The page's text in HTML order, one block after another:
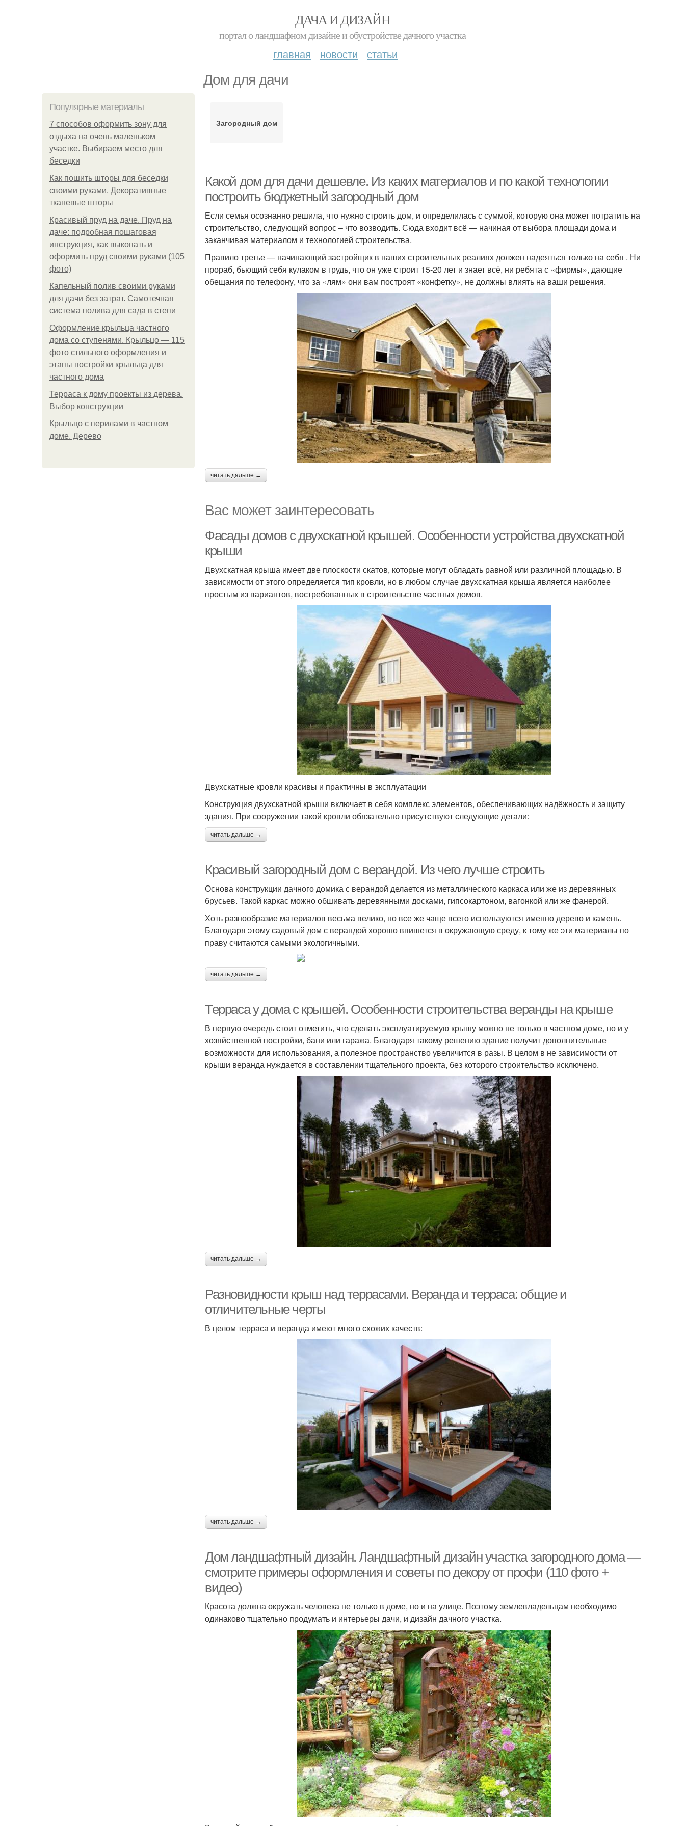
ДАЧА И ДИЗАЙН
портал о ландшафном дизайне и обустройстве дачного участка
главная новости статьи
Дом для дачи
Популярные материалы
7 способов оформить зону для
отдыха на очень маленьком
участке. Выбираем место для
беседки
Как пошить шторы для беседки
своими руками. Декоративные
тканевые шторы
Красивый пруд на даче. Пруд на
даче: подробная пошаговая
инструкция, как выкопать и
оформить пруд своими руками (105
фото)
Капельный полив своими руками
для дачи без затрат. Самотечная
система полива для сада в степи
Оформление крыльца частного
дома со ступенями. Крыльцо — 115
фото стильного оформления и
этапы постройки крыльца для
частного дома
Терраса к дому проекты из дерева.
Выбор конструкции
Крыльцо с перилами в частном
доме. Дерево
Загородный дом
Какой дом для дачи дешевле. Из каких материалов и по какой технологии
построить бюджетный загородный дом
Если семья осознанно решила, что нужно строить дом, и определилась с суммой, которую она может потратить на
строительство, следующий вопрос – что возводить. Сюда входит всё — начиная от выбора площади дома и
заканчивая материалом и технологией строительства.
Правило третье — начинающий застройщик в наших строительных реалиях должен надеяться только на себя . Ни
прораб, бьющий себя кулаком в грудь, что он уже строит 15-20 лет и знает всё, ни ребята с «фирмы», дающие
обещания по телефону, что за «лям» они вам построят «конфетку», не должны влиять на ваши решения.
читать дальше →
Вас может заинтересовать
Фасады домов с двухскатной крышей. Особенности устройства двухскатной
крыши
Двухскатная крыша имеет две плоскости скатов, которые могут обладать равной или различной площадью. В
зависимости от этого определяется тип кровли, но в любом случае двухскатная крыша является наиболее
простым из вариантов, востребованных в строительстве частных домов.
Двухскатные кровли красивы и практичны в эксплуатации
Конструкция двухскатной крыши включает в себя комплекс элементов, обеспечивающих надёжность и защиту
здания. При сооружении такой кровли обязательно присутствуют следующие детали:
читать дальше →
Красивый загородный дом с верандой. Из чего лучше строить
Основа конструкции дачного домика с верандой делается из металлического каркаса или же из деревянных
брусьев. Такой каркас можно обшивать деревянными досками, гипсокартоном, вагонкой или же фанерой.
Хоть разнообразие материалов весьма велико, но все же чаще всего используются именно дерево и камень.
Благодаря этому садовый дом с верандой хорошо впишется в окружающую среду, к тому же эти материалы по
праву считаются самыми экологичными.
читать дальше →
Терраса у дома с крышей. Особенности строительства веранды на крыше
В первую очередь стоит отметить, что сделать эксплуатируемую крышу можно не только в частном доме, но и у
хозяйственной постройки, бани или гаража. Благодаря такому решению здание получит дополнительные
возможности для использования, а полезное пространство увеличится в разы. В целом в не зависимости от
крыши веранда нуждается в составлении тщательного проекта, без которого строительство исключено.
читать дальше →
Разновидности крыш над террасами. Веранда и терраса: общие и
отличительные черты
В целом терраса и веранда имеют много схожих качеств:
читать дальше →
Дом ландшафтный дизайн. Ландшафтный дизайн участка загородного дома —
смотрите примеры оформления и советы по декору от профи (110 фото +
видео)
Красота должна окружать человека не только в доме, но и на улице. Поэтому землевладельцам необходимо
одинаково тщательно продумать и интерьеры дачи, и дизайн дачного участка.